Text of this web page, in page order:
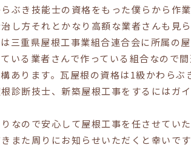
ぶき技能士の資格をもった僕らから作
し方それとかなり高額な業者さんも見ら
三重県屋根工事業組合連合会に所属の
いる業者さんで作っている組合なので間
あります。瓦屋根の資格は1級かわら
診断技士、新築屋根工事をするにはガ
なので安心して屋根工事を任させていた
また周りにお知らせいただくと幸いです